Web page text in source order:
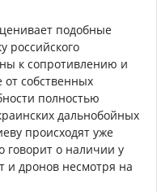
подобные
российского
к сопротивлению и
собственных
полностью
дальнобойных
происходят уже
говорит о наличии у
и дронов несмотря на